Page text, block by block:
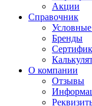
Акции
Справочник
Условные
Бренды
О компании
Отзывы